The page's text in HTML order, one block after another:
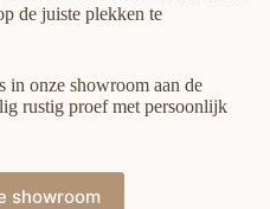
de juiste plekken te
in onze showroom aan de
rustig proef met persoonlijk
showroom